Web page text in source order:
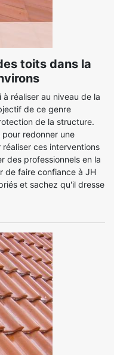
toits dans la
réaliser au niveau de la
de ce genre
de la structure.
redonner une
ces interventions
des professionnels en la
de faire confiance à JH
et sachez qu'il dresse